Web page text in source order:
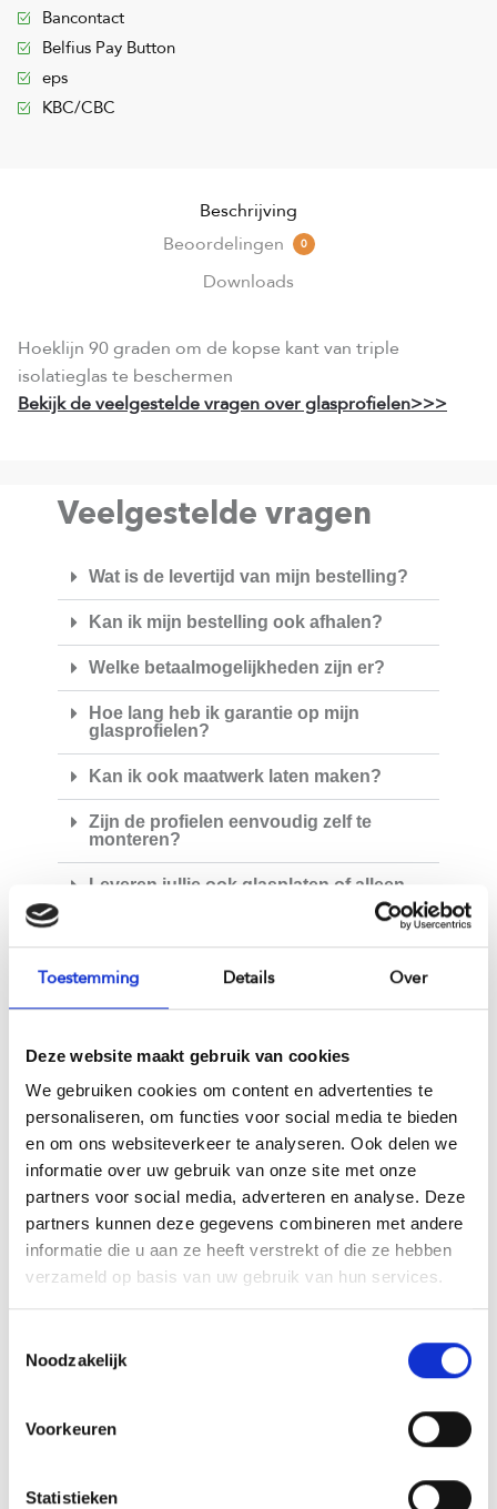
Toestemming Details Over
Deze website maakt gebruik van cookies
We gebruiken cookies om content en advertenties te
personaliseren, om functies voor social media te bieden
en om ons websiteverkeer te analyseren. Ook delen we
informatie over uw gebruik van onze site met onze
partners voor social media, adverteren en analyse. Deze
partners kunnen deze gegevens combineren met andere
informatie die u aan ze heeft verstrekt of die ze hebben
verzameld op basis van uw gebruik van hun services.
Noodzakelijk
Voorkeuren
Statistieken
Bancontact
Belfius Pay Button
eps
KBC/CBC
Beschrijving
Beoordelingen
0
Downloads
Hoeklijn 90 graden om de kopse kant van triple
isolatieglas te beschermen
Bekijk de veelgestelde vragen over glasprofielen>>>
Veelgestelde vragen
Wat is de levertijd van mijn bestelling?
Kan ik mijn bestelling ook afhalen?
Welke betaalmogelijkheden zijn er?
Hoe lang heb ik garantie op mijn
glasprofielen?
Kan ik ook maatwerk laten maken?
Zijn de profielen eenvoudig zelf te
monteren?
Leveren jullie ook glasplaten of alleen
Wat zijn de verzendkosten?
Kan ik mijn bestelling retourneren?
profielen?
Wat maakt jullie profielen anders dan
die van anderen?
Waar vind ik montagehandleidingen of
technische tekeningen?
Nog een andere vraag?